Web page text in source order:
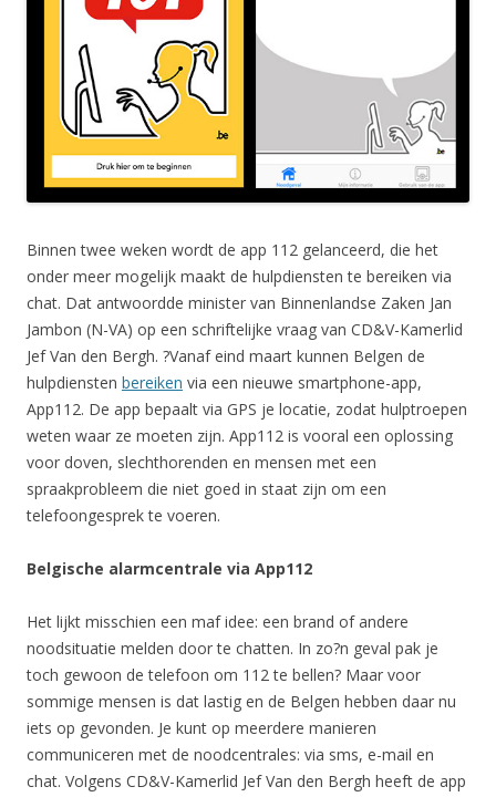
Binnen twee weken wordt de app 112 gelanceerd, die het
onder meer mogelijk maakt de hulpdiensten te bereiken via
chat. Dat antwoordde minister van Binnenlandse Zaken Jan
Jambon (N-VA) op een schriftelijke vraag van CD&V-Kamerlid
Jef Van den Bergh. ?Vanaf eind maart kunnen Belgen de
hulpdiensten bereiken via een nieuwe smartphone-app,
App112. De app bepaalt via GPS je locatie, zodat hulptroepen
weten waar ze moeten zijn. App112 is vooral een oplossing
voor doven, slechthorenden en mensen met een
spraakprobleem die niet goed in staat zijn om een
telefoongesprek te voeren.
Belgische alarmcentrale via App112
Het lijkt misschien een maf idee: een brand of andere
noodsituatie melden door te chatten. In zo?n geval pak je
toch gewoon de telefoon om 112 te bellen? Maar voor
sommige mensen is dat lastig en de Belgen hebben daar nu
iets op gevonden. Je kunt op meerdere manieren
communiceren met de noodcentrales: via sms, e-mail en
chat. Volgens CD&V-Kamerlid Jef Van den Bergh heeft de app